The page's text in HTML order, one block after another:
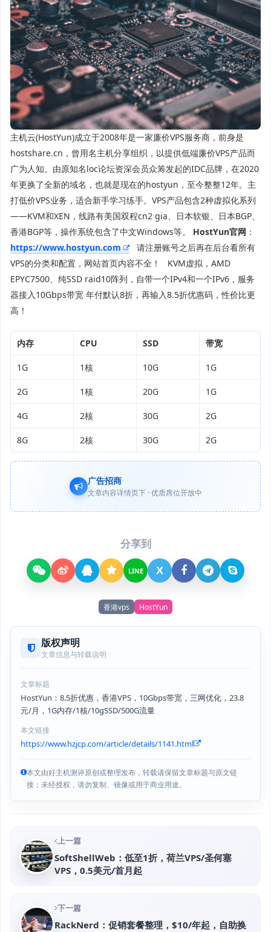
主机云(HostYun)成立于2008年是一家廉价VPS服务商，前身是
hostshare.cn，曾用名主机分享组织，以提供低端廉价VPS产品而
广为人知。由原知名loc论坛资深会员众筹发起的IDC品牌，在2020
年更换了全新的域名，也就是现在的hostyun，至今整整12年。主
打低价VPS业务，适合新手学习练手。VPS产品包含2种虚拟化系列
——KVM和XEN，线路有美国双程cn2 gia、日本软银、日本BGP、
香港BGP等，操作系统包含了中文Windows等。 HostYun官网 ：
https://www.hostyun.com
请注册账号之后再在后台看所有
VPS的分类和配置，网站首页内容不全！ KVM虚拟，AMD
EPYC7500、纯SSD raid10阵列，自带一个IPv4和一个IPv6，服务
器接入10Gbps带宽 年付默认8折，再输入8.5折优惠码，性价比更
高！
内存 CPU SSD 带宽
1G 1核 10G 1G
2G 1核 20G 1G
4G 2核 30G 2G
8G 2核 30G 2G
广告招商
文章内容详情页下 · 优质席位开放中
分享到
LINE X
香港vps HostYun
版权声明
文章信息与转载说明
文章标题
HostYun：8.5折优惠，香港VPS，10Gbps带宽，三网优化，23.8
元/月，1G内存/1核/10gSSD/500G流量
本文链接
https://www.hzjcp.com/article/details/1141.html
本文由好主机测评原创或整理发布，转载请保留文章标题与原文链
接；未经授权，请勿复制、镜像或用于商业用途。
上一篇
SoftShellWeb：低至1折，荷兰VPS/圣何塞
VPS，0.5美元/首月起
下一篇
RackNerd：促销套餐整理，$10/年起，自助换